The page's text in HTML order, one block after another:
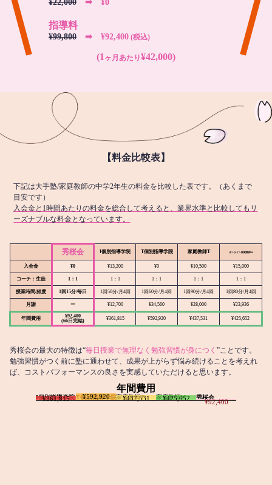
¥22,000 ➡︎ ¥0
指導料
¥99,800 ➡︎ ¥92,400 (税込)
(1 ヶ月あたり¥42,000)
【料金比較表】
下記は大手塾/家庭教師の中学2年生の料金を比較した表です。（あくまで
目安です）
入会金と1時間あたりの料金を総合して考えると、業界水準と比較してもリ
ーズナブルな料金となっています。
秀桜会 I個別指導学院 T個別指導学院 家庭教師T オンライン家庭教師M
入会金 ¥0 ¥13,200 ¥0 ¥10,500 ¥15,000
コーチ：生徒 1：1 1：1 1：1 1：1 1：1
授業時間/頻度 1回15分/毎日 1回50分/月4回 1回60分/月4回 1回90分/月4回 1回80分/月4回
月謝 ー ¥12,700 ¥34,560 ¥28,000 ¥23,936
年間費用
¥92,400
(66日完結)
¥361,815 ¥592,920 ¥437,531 ¥425,652
秀桜会の最大の特徴は“毎日授業で無理なく勉強習慣が身につく ”ことです。
勉強習慣がつく前に塾に通わせて、成果が上がらず悩み続けることを考えれ
ば、コストパフォーマンスの良さを実感していただけると思います。
年間費用
I個別指導学院
¥361,815 T個別指導学院
¥592,920 家庭教師T
¥437,531 家庭教師M
¥425,652 秀桜会
¥92,400